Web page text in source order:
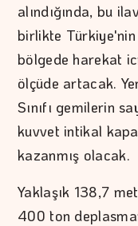
alındığında, bu
birlikte
bölgede harekat
ölçüde artacak.
Sınıfı gemilerin
kuvvet intikal
kazanmış olacak.
Yaklaşık 138,7
400 ton